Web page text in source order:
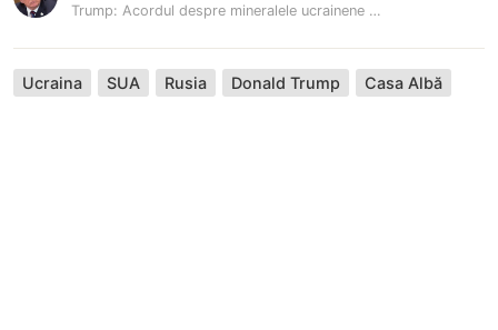
Trump: Acordul despre mineralele ucrainene va fi semnat în curând
Ucraina SUA Rusia Donald Trump Casa Albă